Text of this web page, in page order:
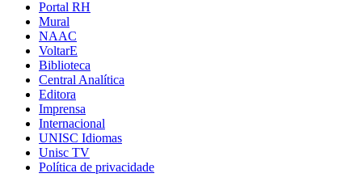
Portal RH
Mural
NAAC
VoltarE
Biblioteca
Central Analítica
Editora
Imprensa
Internacional
UNISC Idiomas
Unisc TV
Política de privacidade